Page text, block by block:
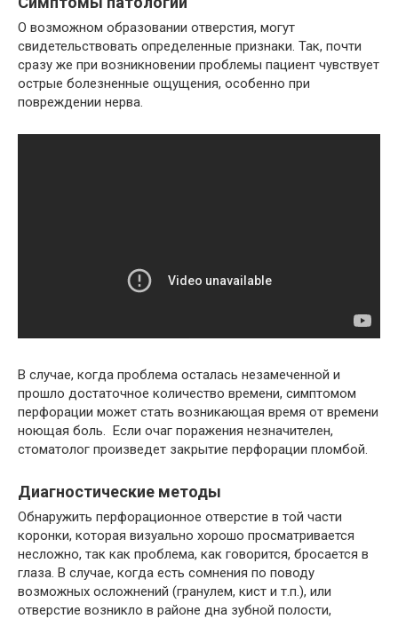
О возможном образовании отверстия, могут
свидетельствовать определенные признаки. Так, почти
сразу же при возникновении проблемы пациент чувствует
острые болезненные ощущения, особенно при
повреждении нерва.
В случае, когда проблема осталась незамеченной и
прошло достаточное количество времени, симптомом
перфорации может стать возникающая время от времени
ноющая боль. Если очаг поражения незначителен,
стоматолог произведет закрытие перфорации пломбой.
Диагностические методы
Обнаружить перфорационное отверстие в той части
коронки, которая визуально хорошо просматривается
несложно, так как проблема, как говорится, бросается в
глаза. В случае, когда есть сомнения по поводу
возможных осложнений (гранулем, кист и т.п.), или
отверстие возникло в районе дна зубной полости,